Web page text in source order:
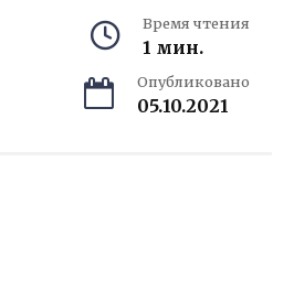
Время чтения
1 мин.
Опубликовано
05.10.2021